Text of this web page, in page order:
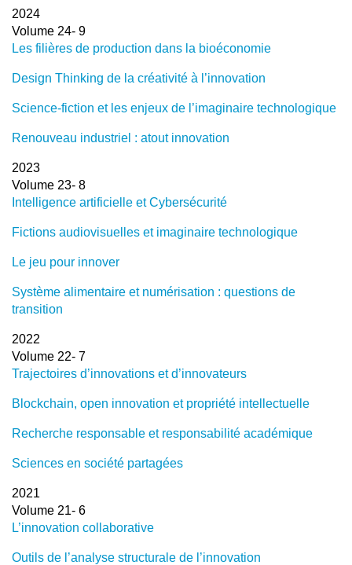
2024
Volume 24- 9
Les filières de production dans la bioéconomie
Design Thinking de la créativité à l’innovation
Science-fiction et les enjeux de l’imaginaire technologique
Renouveau industriel : atout innovation
2023
Volume 23- 8
Intelligence artificielle et Cybersécurité
Fictions audiovisuelles et imaginaire technologique
Le jeu pour innover
Système alimentaire et numérisation : questions de
transition
2022
Volume 22- 7
Trajectoires d’innovations et d’innovateurs
Blockchain, open innovation et propriété intellectuelle
Recherche responsable et responsabilité académique
Sciences en société partagées
2021
Volume 21- 6
L’innovation collaborative
Outils de l’analyse structurale de l’innovation